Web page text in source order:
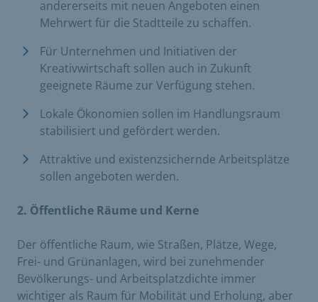
andererseits mit neuen Angeboten einen
Mehrwert für die Stadtteile zu schaffen.
Für Unternehmen und Initiativen der
Kreativwirtschaft sollen auch in Zukunft
geeignete Räume zur Verfügung stehen.
Lokale Ökonomien sollen im Handlungsraum
stabilisiert und gefördert werden.
Attraktive und existenzsichernde Arbeitsplätze
sollen angeboten werden.
2. Öffentliche Räume und Kerne
Der öffentliche Raum, wie Straßen, Plätze, Wege,
Frei- und Grünanlagen, wird bei zunehmender
Bevölkerungs- und Arbeitsplatzdichte immer
wichtiger als Raum für Mobilität und Erholung, aber